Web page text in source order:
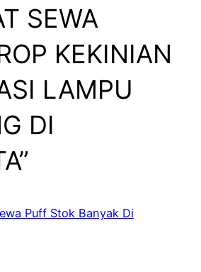
SEWA
KEKINIAN
LAMPU
DI
Puff Stok Banyak Di